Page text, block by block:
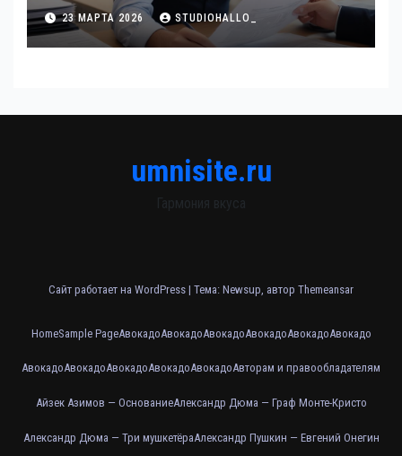
23 МАРТА 2026 STUDIOHALLO_
umnisite.ru
Гармония вкуса
Сайт работает на WordPress | Тема: Newsup, автор Themeansar
HomeSample PageАвокадоАвокадоАвокадоАвокадоАвокадоАвокадо
АвокадоАвокадоАвокадоАвокадоАвокадоАвторам и правообладателям
Айзек Азимов — ОснованиеАлександр Дюма — Граф Монте-Кристо
Александр Дюма — Три мушкетёраАлександр Пушкин — Евгений Онегин